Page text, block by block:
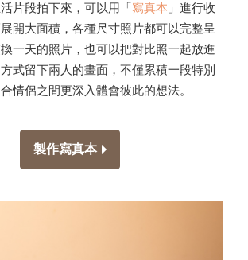
片段拍下來，可以用「 寫真本 」進行收
開大面積，各種尺寸照片都可以完整呈
一天的照片，也可以把對比照一起放進
式留下兩人的畫面，不僅累積一段特別
情侶之間更深入體會彼此的想法。
製作寫真本